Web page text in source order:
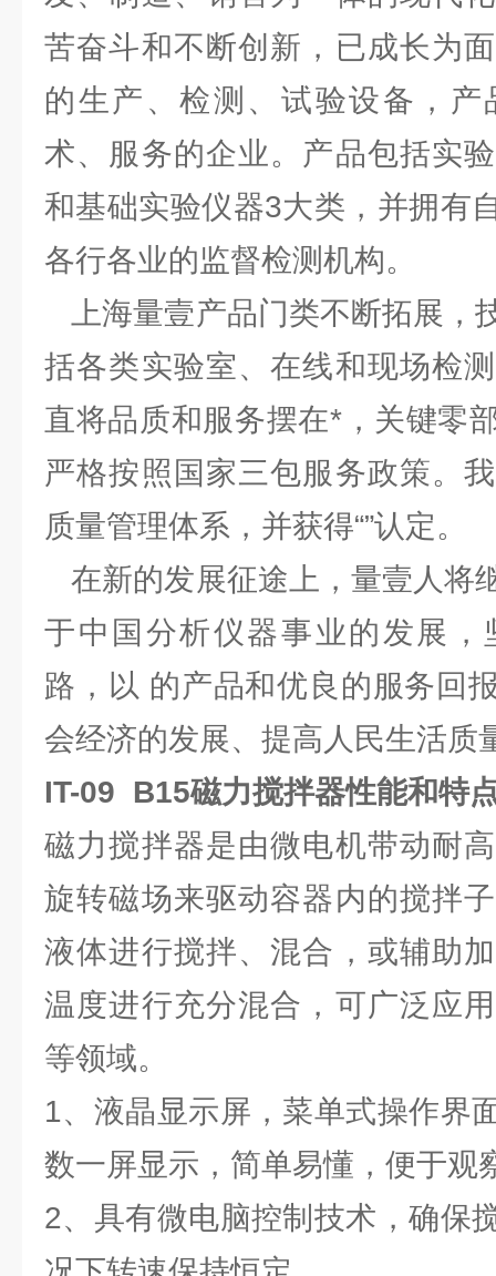
苦奋斗和不断创新，已成长为
的生产、检测、试验设备，
术、服务的企业。产品包括实
和基础实验仪器3大类，并拥有
各行各业的监督检测机构。
上海量壹产品门类不断拓展，
括各类实验室、在线和现场检
直将品质和服务摆在*，关键零
严格按照国家三包服务政策。
质量管理体系，并获得“”认定。
在新的发展征途上，量壹人将
于中国分析仪器事业的发展，
路，以 的产品和优良的服务回
会经济的发展、提高人民生活质
IT-09 B15磁力搅拌器性能和特
磁力搅拌器是由微电机带动耐
旋转磁场来驱动容器内的搅拌
液体进行搅拌、混合，或辅助
温度进行充分混合，可广泛应
等领域。
1、液晶显示屏，菜单式操作界
数一屏显示，简单易懂，便于观
2、具有微电脑控制技术，确保